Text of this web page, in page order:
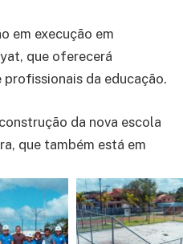
em execução em
que oferecerá
da educação.
da nova escola
que também está em